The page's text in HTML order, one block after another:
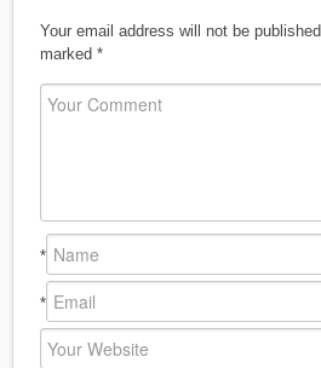
Your email address will not be published.
marked *
*
*